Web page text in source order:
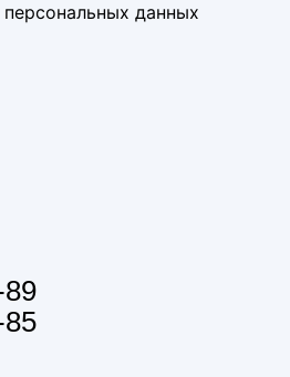
данных